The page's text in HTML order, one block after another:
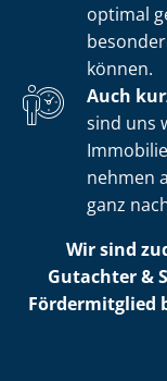
optimal
können.
Auch
sind uns
nehmen
ganz
Wir sind
Gutachter &
Fördermitglied